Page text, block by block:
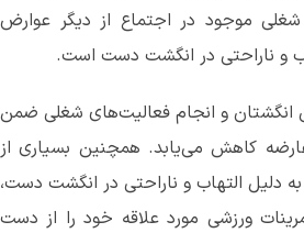
موجود در اجتماع از دیگر عوارض
و ناراحتی در انگشت دست است.
انگشتان و انجام فعالیت‌های شغلی ضمن
کاهش می‌یابد. همچنین بسیاری از
به دلیل التهاب و ناراحتی در انگشت دست،
ورزشی مورد علاقه خود را از دست